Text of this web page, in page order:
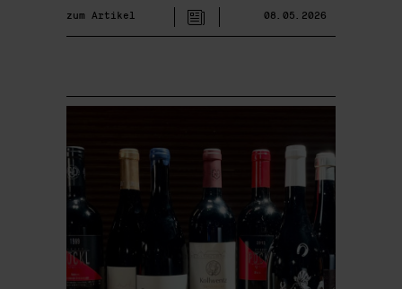
zum Artikel 08.05.2026